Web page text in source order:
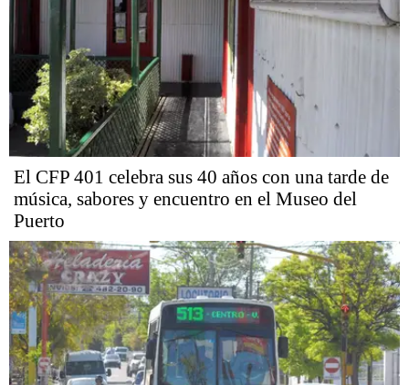
El CFP 401 celebra sus 40 años con una tarde de
música, sabores y encuentro en el Museo del
Puerto